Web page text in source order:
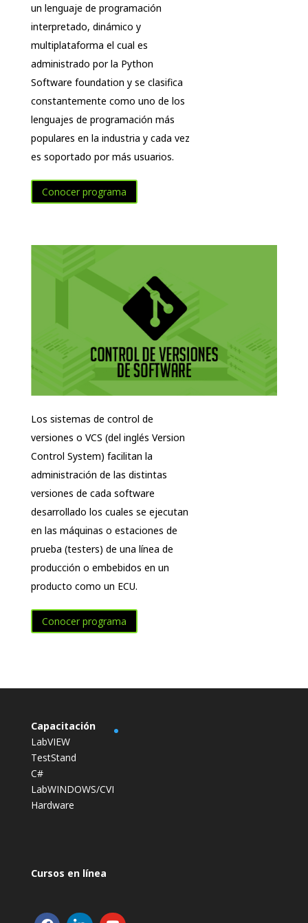
un lenguaje de programación
interpretado, dinámico y
multiplataforma el cual es
administrado por la Python
Software foundation y se clasifica
constantemente como uno de los
lenguajes de programación más
populares en la industria y cada vez
es soportado por más usuarios.
Conocer programa
Los sistemas de control de
versiones o VCS (del inglés Version
Control System) facilitan la
administración de las distintas
versiones de cada software
desarrollado los cuales se ejecutan
en las máquinas o estaciones de
prueba (testers) de una línea de
producción o embebidos en un
producto como un ECU.
Conocer programa
Capacitación
LabVIEW
TestStand
C#
LabWINDOWS/CVI
Hardware
Cursos en línea